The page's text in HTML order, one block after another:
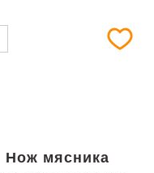
Нож мясника